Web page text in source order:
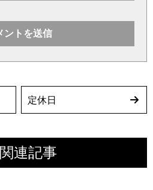
定休日
関連記事